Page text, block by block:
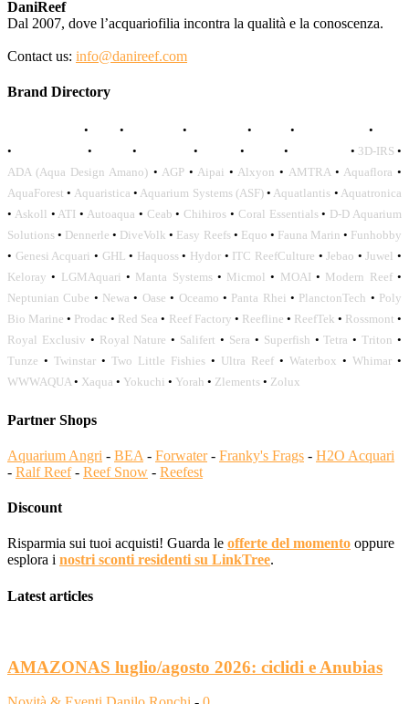
DaniReef
Dal 2007, dove l’acquariofilia incontra la qualità e la conoscenza.
Contact us: info@danireef.com
Brand Directory
• • • • • •
•
• • • • • • 3D-IRS •
ADA (Aqua Design Amano) • AGP• Aipai • Alxyon • AMTRA• Aquaflora •
AquaForest • Aquaristica • Aquarium Systems (ASF)• Aquatlantis • Aquatronica
• Askoll • ATI • Autoaqua • Ceab • Chihiros • Coral Essentials• D-D Aquarium
Solutions • Dennerle • DiveVolk • Easy Reefs• Equo • Fauna Marin • Funhobby
• Genesi Acquari • GHL • Haquoss• Hydor • ITC ReefCulture •Jebao •Juwel •
Keloray • LGMAquari • Manta Systems• Micmol • MOAI • Modern Reef•
Neptunian Cube • Newa • Oase • Oceamo • Panta Rhei • PlanctonTech • Poly
Bio Marine • Prodac • Red Sea • Reef Factory • Reefline • ReefTek • Rossmont •
Royal Exclusiv • Royal Nature • Salifert • Sera • Superfish •Tetra •Triton •
Tunze • Twinstar • Two Little Fishies • Ultra Reef • Waterbox • Whimar •
WWWAQUA• Xaqua • Yokuchi • Yorah • Zlements • Zolux
Partner Shops
Aquarium Angri - BEA - Forwater- Franky's Frags - H2O Acquari
- Ralf Reef- Reef Snow - Reefest
Discount
Risparmia sui tuoi acquisti! Guarda le offerte del momento oppure
esplora i nostri sconti residenti su LinkTree.
Latest articles
AMAZONAS luglio/agosto 2026: ciclidi e Anubias